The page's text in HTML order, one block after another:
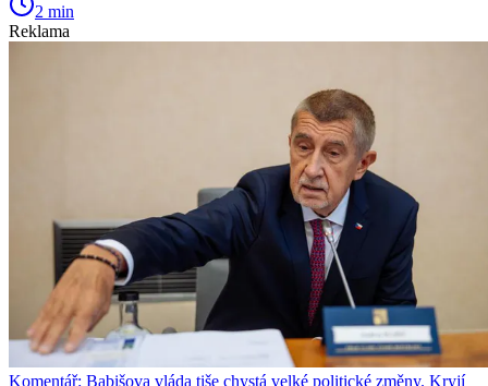
2 min
Reklama
Komentář: Babišova vláda tiše chystá velké politické změny. Kryjí